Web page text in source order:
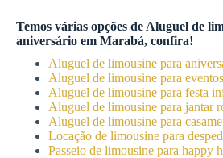
Temos várias opções de Aluguel de
aniversário em Marabá, confira!
Aluguel de limousine para
Aluguel de limousine para
Aluguel de limousine para festa
Aluguel de limousine para jantar
Aluguel de limousine para
Locação de limousine para
Passeio de limousine para happy